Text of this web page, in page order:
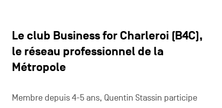
Le club Business for Charleroi (B4C),
le réseau professionnel de la
Métropole
Membre depuis 4-5 ans, Quentin Stassin participe